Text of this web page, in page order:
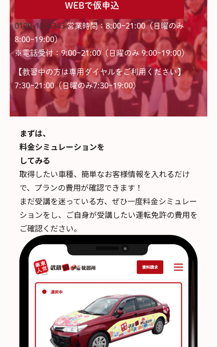
WEBで仮申込
0120-15-6343 営業時間：8:00~21:00（日曜のみ
8:00~19:00）
※電話受付：9:00~21:00（日曜のみ 9:00~19:00）
【教習中の方は専用ダイヤルをご利用ください】
7:30~21:00（日曜のみ7:30~19:00)
まずは、
料金シミュレーションを
してみる
取得したい車種、簡単なお客様情報を入れるだけ
で、 プランの費用が確認できます！
まだ受講を迷っている方、ぜひ一度料金シミュレー
ションをし、ご自身が受講したい運転免許の費用を
ご確認ください。